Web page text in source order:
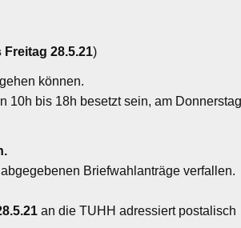
Freitag 28.5.21)
können.
10h bis 18h besetzt sein, am Donnerstag
Briefwahlanträge verfallen.
an die TUHH adressiert postalisch